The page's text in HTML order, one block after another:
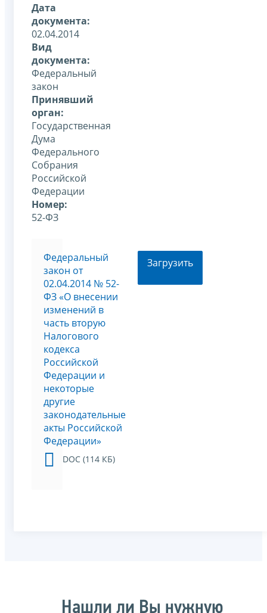
Дата
документа:
02.04.2014
Вид
документа:
Федеральный
закон
Принявший
орган:
Государственная
Дума
Федерального
Собрания
Российской
Федерации
Номер:
52-ФЗ
Федеральный
закон от
02.04.2014 № 52-
ФЗ «О внесении
изменений в
часть вторую
Налогового
кодекса
Российской
Федерации и
некоторые
другие
законодательные
акты Российской
Федерации»
DOC (114 КБ)
Загрузить
Нашли ли Вы нужную